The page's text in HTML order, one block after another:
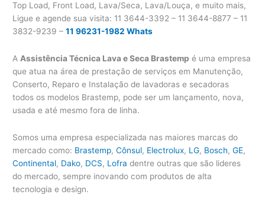
Top Load, Front Load, Lava/Seca, Lava/Louça, e muito mais,
Ligue e agende sua visita: 11 3644-3392 – 11 3644-8877 – 11
3832-9239 –11 96231-1982 Whats
AAssistência Técnica Lava e Seca Brastemp é uma empresa
que atua na área de prestação de serviços em Manutenção,
Conserto, Reparo e Instalação de lavadoras e secadoras
todos os modelos Brastemp, pode ser um lançamento, nova,
usada e até mesmo fora de linha.
Somos uma empresa especializada nas maiores marcas do
mercado como: Brastemp,Cônsul, Electrolux, LG, Bosch,GE,
Continental, Dako, DCS, Lofra dentre outras que são lideres
do mercado, sempre inovando com produtos de alta
tecnologia e design.